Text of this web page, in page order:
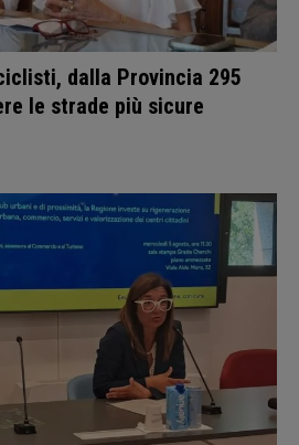
dalla Provincia 295
le strade più sicure